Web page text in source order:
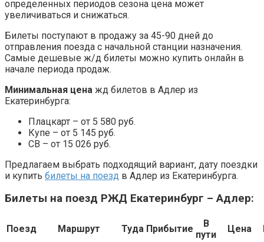
определенных периодов сезона цена может
увеличиваться и снижаться.
Билеты поступают в продажу за 45-90 дней до
отправления поезда с начальной станции назначения.
Самые дешевые ж/д билеты можно купить онлайн в
начале периода продаж.
Минимальная цена жд билетов в Адлер из
Екатеринбурга:
Плацкарт – от 5 580 руб.
Купе – от 5 145 руб.
СВ – от 15 026 руб.
Предлагаем выбрать подходящий вариант, дату поездки
и купить билеты на поезд в Адлер из Екатеринбурга.
Билеты на поезд РЖД Екатеринбург – Адлер:
Поезд Маршрут Туда Прибытие
В
пути
Цена